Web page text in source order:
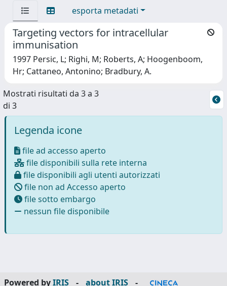
esporta metadati
Targeting vectors for intracellular
immunisation
1997 Persic, L; Righi, M; Roberts, A; Hoogenboom,
Hr; Cattaneo, Antonino; Bradbury, A.
Mostrati risultati da 3 a 3
di 3
Legenda icone
file ad accesso aperto
file disponibili sulla rete interna
file disponibili agli utenti autorizzati
file non ad Accesso aperto
file sotto embargo
nessun file disponibile
Powered byIRIS - about IRIS -